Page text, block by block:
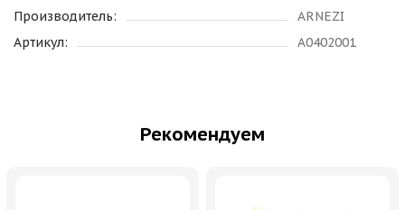
Производитель:
ARNEZI
Артикул:
A0402001
Рекомендуем